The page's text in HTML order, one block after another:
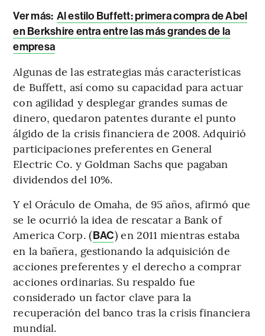
Ver más: Al estilo Buffett: primera compra de Abel
en Berkshire entra entre las más grandes de la
empresa
Algunas de las estrategias más características
de Buffett, así como su capacidad para actuar
con agilidad y desplegar grandes sumas de
dinero, quedaron patentes durante el punto
álgido de la crisis financiera de 2008. Adquirió
participaciones preferentes en General
Electric Co. y Goldman Sachs que pagaban
dividendos del 10%.
Y el Oráculo de Omaha, de 95 años, afirmó que
se le ocurrió la idea de rescatar a Bank of
America Corp. (BAC) en 2011 mientras estaba
en la bañera, gestionando la adquisición de
acciones preferentes y el derecho a comprar
acciones ordinarias. Su respaldo fue
considerado un factor clave para la
recuperación del banco tras la crisis financiera
mundial.